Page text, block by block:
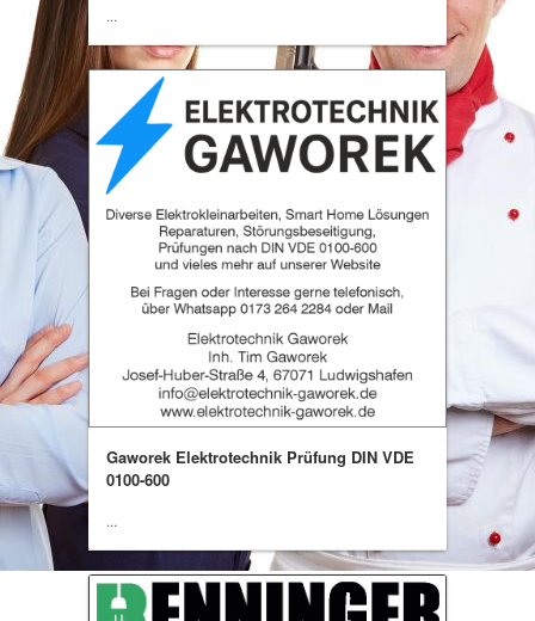
...
Gaworek Elektrotechnik Prüfung DIN VDE
0100-600
...